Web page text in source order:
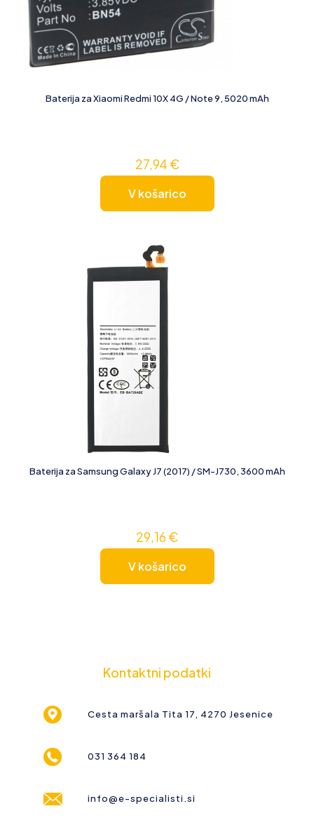
Baterija za Xiaomi Redmi 10X 4G / Note 9, 5020 mAh
27,94 €
V košarico
Baterija za Samsung Galaxy J7 (2017) / SM-J730, 3600 mAh
29,16€
V košarico
Kontaktni podatki
Cesta maršala Tita 17, 4270 Jesenice
031 364 184
info@e-specialisti.si